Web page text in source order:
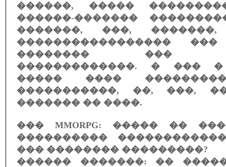
������, �����
������-�������
�������, ���,
�����������������
�������� ���
�������������. � ��� �
����� ����
�����������, ��, ���,
������� �� ����.
��� MMORPG: ����� ��
����������
��� �������� ���������?
������ �������: ��